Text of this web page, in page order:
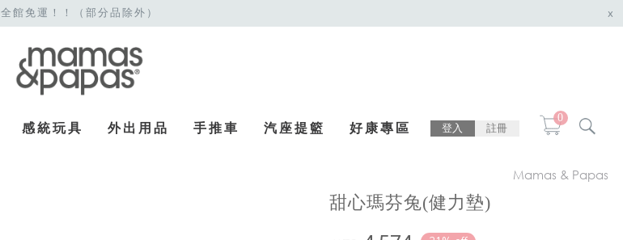
全館免運！！（部分品除外） x
感統玩具 外出用品 手推車 汽座提籃 好康專區 登入 註冊
0
Mamas & Papas
甜心瑪芬兔(健力墊)